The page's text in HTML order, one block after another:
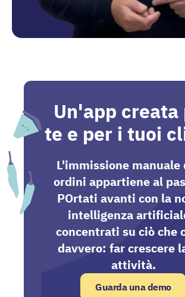
Un'app creata
te e per i tuoi
L'immissione manuale
ordini appartiene al
POrtati avanti con la
intelligenza
concentrati su ciò che
davvero: far crescere
attività.
Guarda una demo